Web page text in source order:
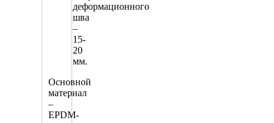
деформационного
шва
–
15-
20
мм.
Основной
материал
–
EPDM-